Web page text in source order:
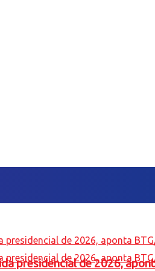
presidencial de 2026,